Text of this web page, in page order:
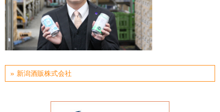
お問い合わせ
関連機関リンク
サイトポリシー
プライバシーポリシー
新潟酒販株式会社